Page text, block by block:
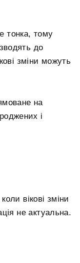
тонка, тому
до
зміни можуть
на
і
вікові зміни
не актуальна.